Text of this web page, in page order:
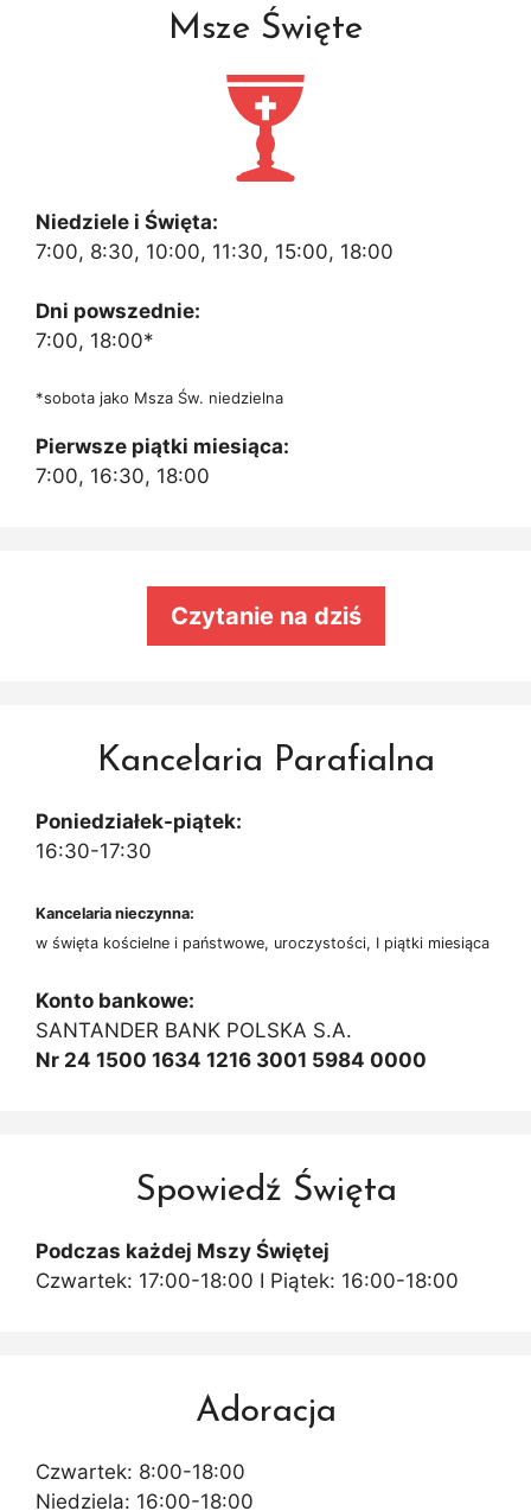
Msze Święte
Niedziele i Święta:
7:00, 8:30, 10:00, 11:30, 15:00, 18:00
Dni powszednie:
7:00, 18:00*
*sobota jako Msza Św. niedzielna
Pierwsze piątki miesiąca:
7:00, 16:30, 18:00
Czytanie na dziś
Kancelaria Parafialna
Poniedziałek-piątek:
16:30-17:30
Kancelaria nieczynna:
w święta kościelne i państwowe, uroczystości, I piątki miesiąca
Konto bankowe:
SANTANDER BANK POLSKA S.A.
Nr 24 1500 1634 1216 3001 5984 0000
Spowiedź Święta
Podczas każdej Mszy Świętej
Czwartek: 17:00-18:00 I Piątek: 16:00-18:00
Adoracja
Czwartek: 8:00-18:00
Niedziela: 16:00-18:00